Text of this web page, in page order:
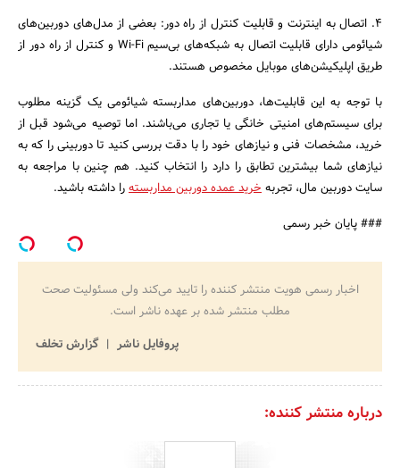
4. اتصال به اینترنت و قابلیت کنترل از راه دور: بعضی از مدل‌های دوربین‌های
شیائومی دارای قابلیت اتصال به شبکه‌های بی‌سیم Wi-Fi و کنترل از راه دور از
طریق اپلیکیشن‌های موبایل مخصوص هستند.
با توجه به این قابلیت‌ها، دوربین‌های مداربسته شیائومی یک گزینه مطلوب
برای سیستم‌های امنیتی خانگی یا تجاری می‌باشند. اما توصیه می‌شود قبل از
خرید، مشخصات فنی و نیازهای خود را با دقت بررسی کنید تا دوربینی را که به
نیازهای شما بیشترین تطابق را دارد را انتخاب کنید. هم چنین با مراجعه به
سایت دوربین مال، تجربهخرید عمده دوربین مداربستهرا داشته باشید.
### پایان خبر رسمی
اخبار رسمی هویت منتشر کننده را تایید می‌کند ولی مسئولیت صحت
مطلب منتشر شده بر عهده ناشر است.
پروفایل ناشر
گزارش تخلف
درباره منتشر کننده: